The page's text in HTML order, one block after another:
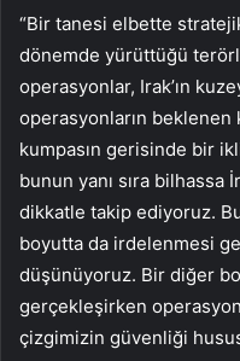
“Bir tanesi elbette
dönemde yürüttüğü
operasyonlar, Irak’ın
operasyonların beklenen
kumpasın gerisinde bir
bunun yanı sıra bilhassa
dikkatle takip ediyoruz.
boyutta da irdelenmesi
düşünüyoruz. Bir diğer
gerçekleşirken
çizgimizin güvenliği